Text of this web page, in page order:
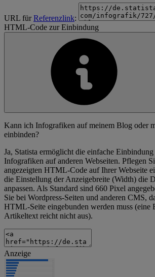
URL fürReferenzlink:
HTML-Code zur Einbindung
Kann ich Infografiken auf meinem Blog oder
einbinden?
Ja, Statista ermöglicht die einfache
Infografiken auf anderen Webseiten. Pflegen
angezeigten HTML-Code auf Ihrer Webseite
die Einstellung der Anzeigebreite (Width) die
anpassen. Als Standard sind 660 Pixel
Sie bei Wordpress-Seiten und anderen CMS,
HTML-Seite eingebunden werden muss (eine
Artikeltext reicht nicht aus).
Anzeige